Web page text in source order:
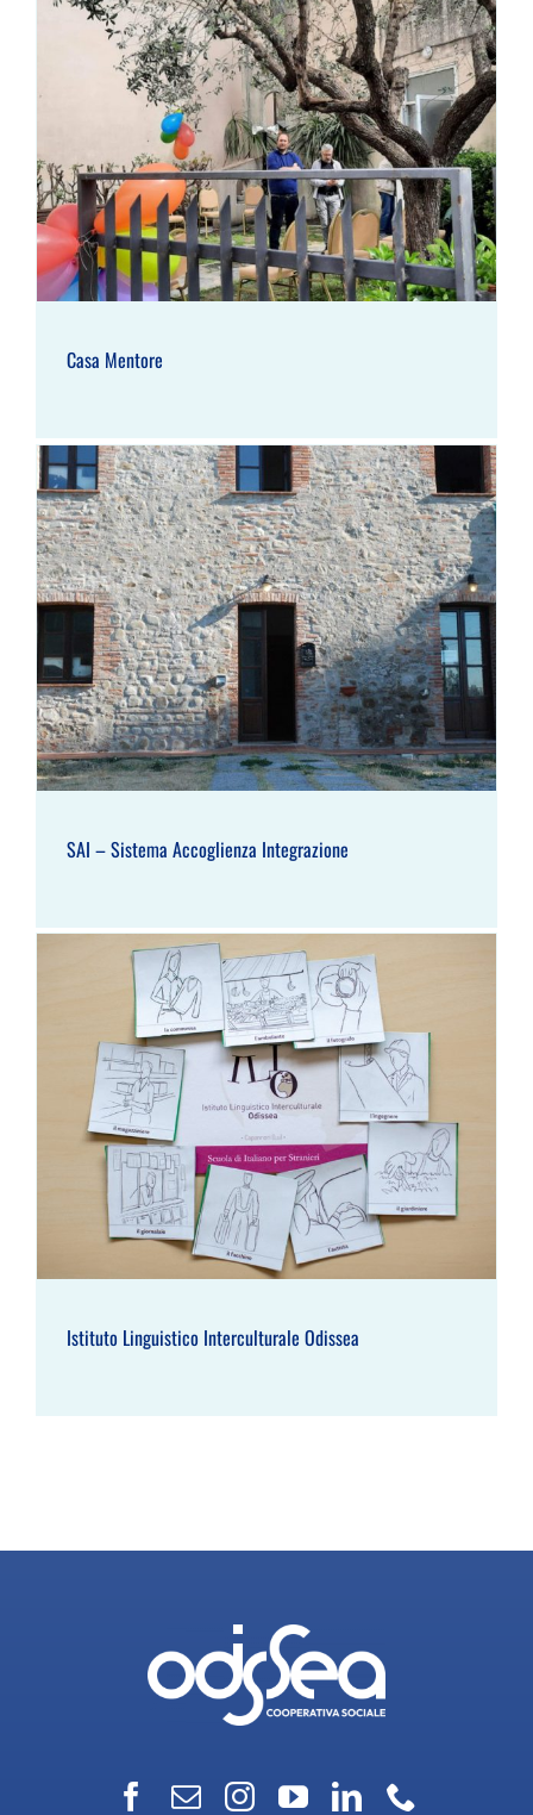
Casa Mentore
Casa Mentore
SAI – Sistema Accoglienza Integrazione
SAI – Sistema Accoglienza Integrazione
Istituto Linguistico Interculturale Odissea
Istituto Linguistico Interculturale Odissea